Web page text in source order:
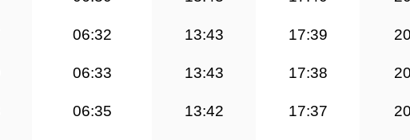
06:32 13:43 17:39
06:33 13:43 17:38
06:35 13:42 17:37